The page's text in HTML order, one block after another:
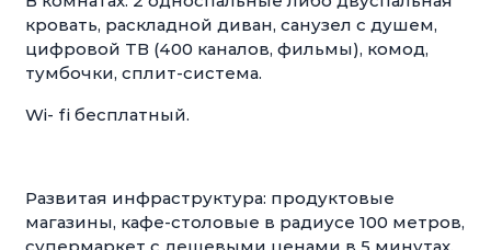
кровать, раскладной диван, санузел с душем,
цифровой ТВ (400 каналов, фильмы), комод,
тумбочки, сплит-система.
Wi- fi бесплатный.
Развитая инфраструктура: продуктовые
магазины, кафе-столовые в радиусе 100 метров,